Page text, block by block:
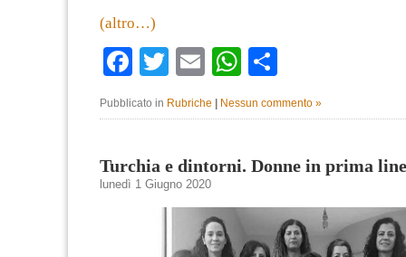
(altro…)
Facebook
TwitterEmailWhatsApp
Pubblicato in Rubriche Nessun commento »
Turchia e dintorni. Donne in prima
lunedì 1 Giugno 2020